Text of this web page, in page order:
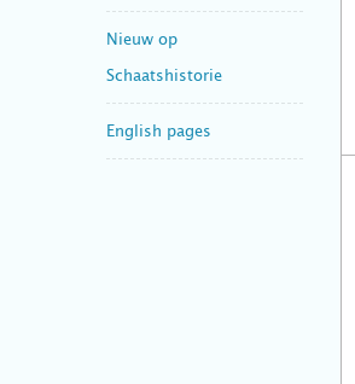
Nieuw op
Schaatshistorie
English pages